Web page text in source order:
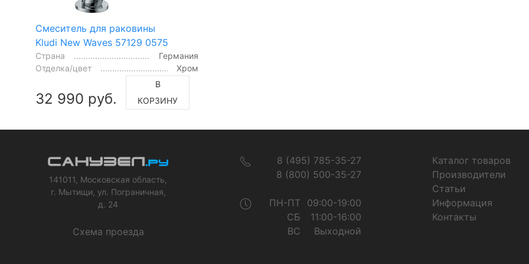
Смеситель для раковины
Kludi New Waves 57129 0575
Страна
Германия
Отделка/цвет
Хром
32 990 руб.
В
КОРЗИНУ
141011, Московская область,
г. Мытищи, ул. Пограничная,
д. 24
Схема проезда
8 (495) 785-35-27
8 (800) 500-35-27
ПН-ПТ
09:00-19:00
СБ
11:00-16:00
ВС
Выходной
Каталог товаров
Производители
Статьи
Информация
Контакты